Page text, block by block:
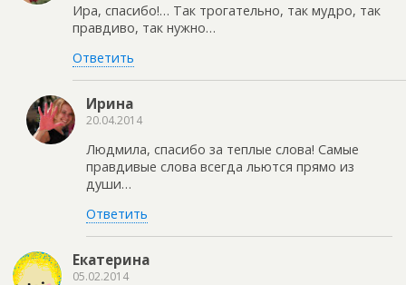
Ира, спасибо!… Так трогательно, так мудро, так
правдиво, так нужно…
Ответить
Ирина
20.04.2014
Людмила, спасибо за теплые слова! Самые
правдивые слова всегда льются прямо из
души…
Ответить
Екатерина
05.02.2014